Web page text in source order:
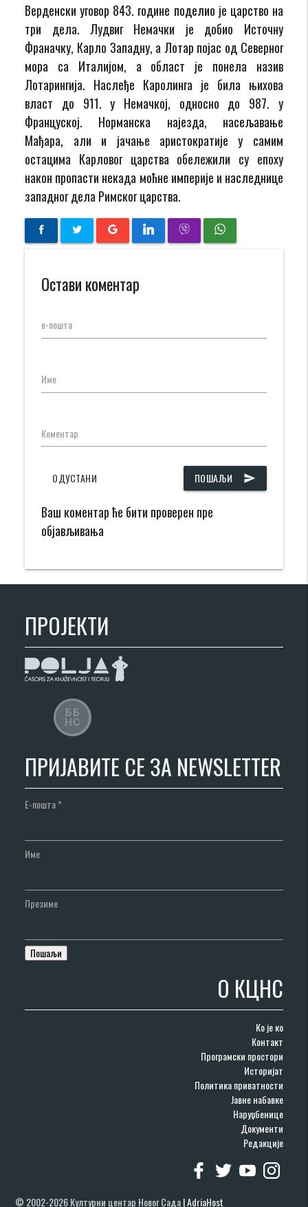
Верденски уговор 843. године поделио је царство на
три дела. Лудвиг Немачки је добио Источну
Франачку, Карло Западну, а Лотар појас од Северног
мора са Италијом, а област је понела назив
Лотарингија. Наслеђе Каролинга је била њихова
власт до 911. у Немачкој, односно до 987. у
Француској. Норманска најезда, насељавање
Мађара, али и јачање аристократије у самим
остацима Карловог царства обележили су епоху
након пропасти некада моћне империје и наследнице
западног дела Римског царства.
Остави коментар
е-пошта
Име
Коментар
ПОШАЉИ send
ОДУСТАНИ
Ваш коментар ће бити проверен пре
објављивања
ПРОЈЕКТИ
ПРИЈАВИТЕ СЕ ЗА NEWSLETTER
Е-пошта*
Име
Презиме
О КЦНС
Ко је ко
Контакт
Програмски простори
Историјат
Политика приватности
Јавне набавке
Наруџбенице
Документи
Редакције
© 2002-2026 Културни центар Новог Сада|AdriaHost